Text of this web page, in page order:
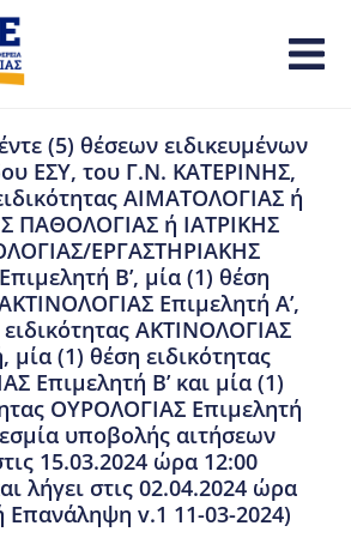
(5) θέσεων ειδικευμένων
ΕΣΥ, του Γ.Ν. ΚΑΤΕΡΙΝΗΣ,
ΑΙΜΑΤΟΛΟΓΙΑΣ ή
ΠΑΘΟΛΟΓΙΑΣ ή ΙΑΤΡΙΚΗΣ
ΕΡΓΑΣΤΗΡΙΑΚΗΣ
Β’, μία (1) θέση
Επιμελητή Α’,
ΑΚΤΙΝΟΛΟΓΙΑΣ
μία (1) θέση ειδικότητας
Επιμελητή Β’ και μία (1)
ΟΥΡΟΛΟΓΙΑΣ Επιμελητή
υποβολής αιτήσεων
15.03.2024 ώρα 12:00
λήγει στις 02.04.2024 ώρα
Επανάληψη v.1 11-03-2024)